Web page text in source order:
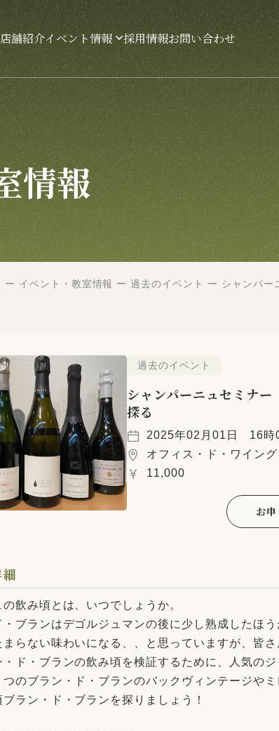
のお客様へ
のワインが飲め
会員特典
舗紹介イベント情報
イベント・教室情報一覧
ワインセミナー
ワインディナー
その他教室
採用情報お問い合わせ
LINE
X
情報
ー イベント・教室情報 ー 過去のイベント ー シャンパー
過去のイベント
シャンパーニュセミナ
探る
2025年02月01日
16時
オフィス・ド・ワイン
11,000
お
飲み頃とは、いつでしょうか。
ブランはデゴルジュマンの後に少し熟成したほ
らない味わいになる、、と思っていますが、皆さ
・ド・ブランの飲み頃を検証するために、人気の
のブラン・ド・ブランのバックヴィンテージやミ
ラン・ド・ブランを探りましょう！